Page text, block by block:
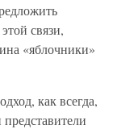
связи,
«яблочники»
как всегда,